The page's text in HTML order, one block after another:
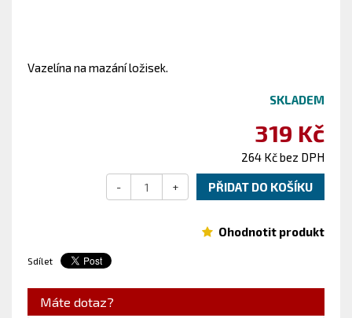
Vazelína na mazání ložisek.
SKLADEM
319 Kč
264 Kč bez DPH
PŘIDAT DO KOŠÍKU
- +
Ohodnotit produkt
Sdílet
Máte dotaz?